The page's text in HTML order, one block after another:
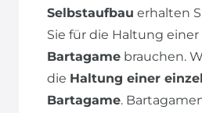
Selbstaufbau erhalten
Sie für die Haltung einer
Bartagame brauchen.
die Haltung einer
Bartagame.